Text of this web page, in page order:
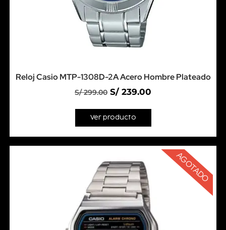
Reloj Casio MTP-1308D-2A Acero Hombre Plateado
S/299.00 S/ 239.00
Ver producto
AGOTADO